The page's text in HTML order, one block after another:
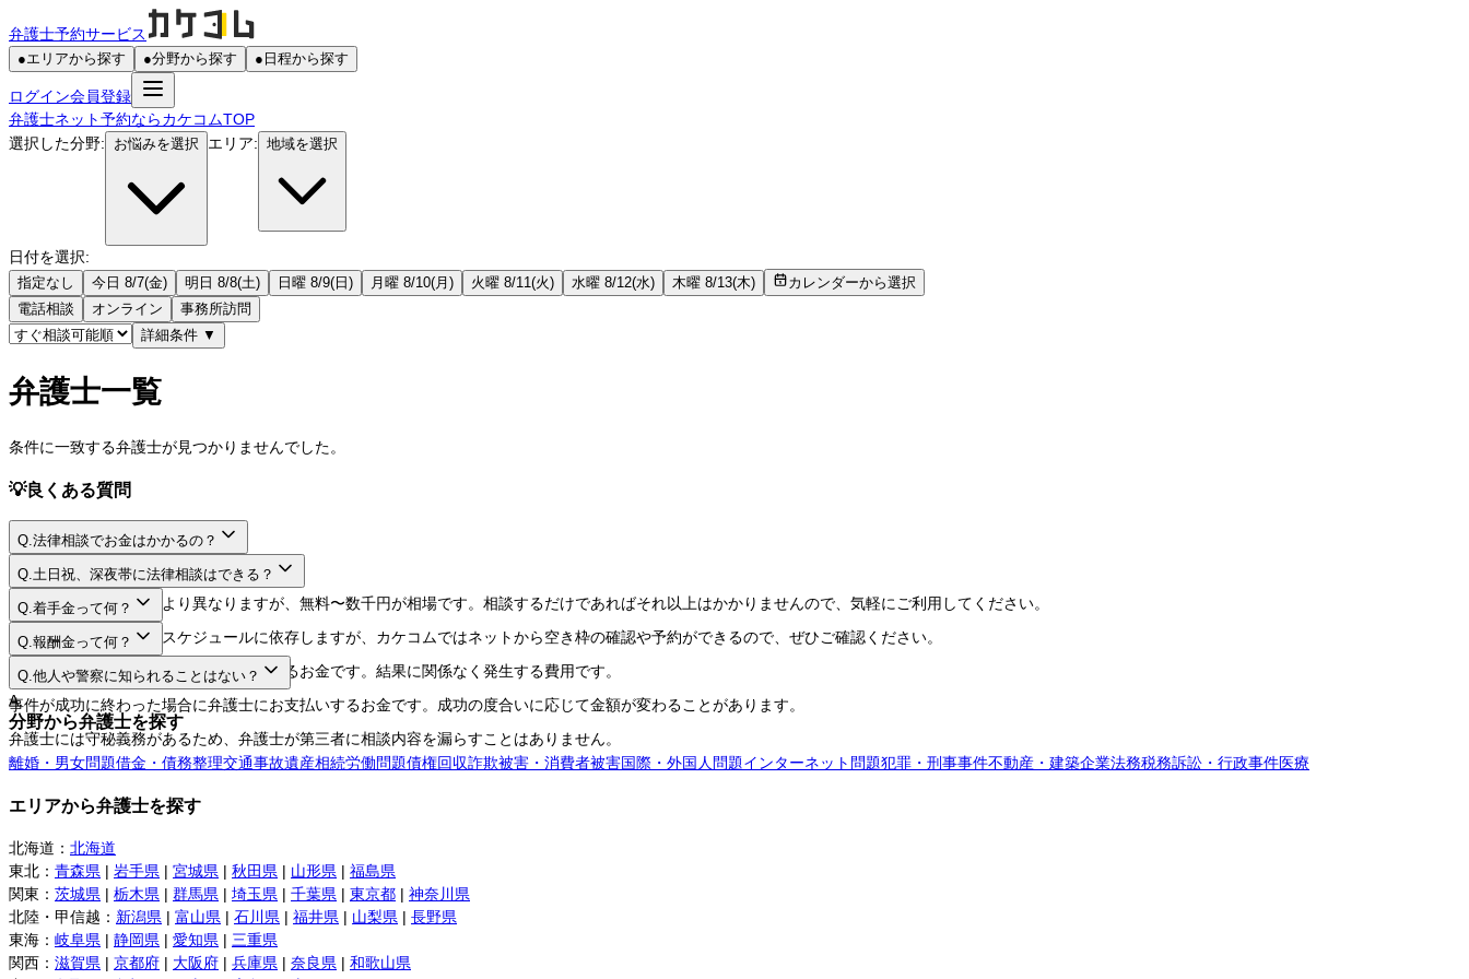
弁護士予約サービス
●エリアから探す ●分野から探す ● 日程から探す
ログイン会員登録
弁護士ネット予約ならカケコムTOP
選択した分野:
お悩みを選択 エリア: 地域を選択
日付を選択:
指定なし 今日 8/7(金) 明日 8/8(土) 日曜 8/9(日) 月曜 8/10(月) 火曜 8/11(火) 水曜 8/12(水) 木曜 8/13(木)
カレンダーから選択
電話相談
オンライン
事務所訪問
詳細条件 ▼
弁護士一覧
条件に一致する弁護士が見つかりませんでした。
💡良くある質問
Q.法律相談でお金はかかるの？
A.
法律相談料は弁護士により異なりますが、無料〜数千円が相場です。相談するだけであればそれ以上はかかりませんので、気軽にご利用してください。
Q.土日祝、深夜帯に法律相談はできる？
A.
日程や時間は弁護士のスケジュールに依存しますが、カケコムではネットから空き枠の確認や予約ができるので、ぜひご確認ください。
Q.着手金って何？
A.
弁護士に事件を依頼する際にお支払いするお金です。結果に関係なく発生する費用です。
Q.報酬金って何？
A.
事件が成功に終わった場合に弁護士にお支払いするお金です。成功の度合いに応じて金額が変わることがあります。
Q.他人や警察に知られることはない？
A.
弁護士には守秘義務があるため、弁護士が第三者に相談内容を漏らすことはありません。
分野から弁護士を探す
離婚・男女問題借金・債務整理交通事故遺産相続労働問題債権回収詐欺被害・消費者被害国際・外国人問題インターネット問題犯罪・刑事事件不動産・建築企業法務税務訴訟・行政事件医療
エリアから弁護士を探す
北海道 ： 北海道
東北 ： 青森県 | 岩手県 | 宮城県 | 秋田県 | 山形県 | 福島県
関東 ： 茨城県 | 栃木県 | 群馬県 | 埼玉県 | 千葉県 | 東京都 | 神奈川県
北陸・甲信越 ： 新潟県 | 富山県 | 石川県 | 福井県 | 山梨県 | 長野県
東海 ： 岐阜県 | 静岡県 | 愛知県 | 三重県
関西 ： 滋賀県 | 京都府 | 大阪府 | 兵庫県 | 奈良県 | 和歌山県